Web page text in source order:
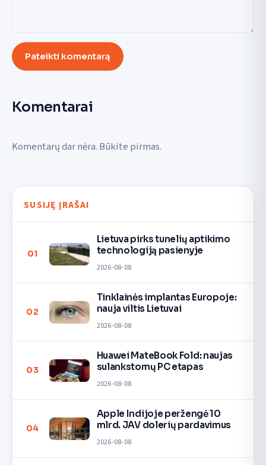
Pateikti komentarą
Komentarai
Komentarų dar nėra. Būkite pirmas.
SUSIJĘ ĮRAŠAI
01
Lietuva pirks tunelių aptikimo
technologiją pasienyje
2026-08-08
02
Tinklainės implantas Europoje:
nauja viltis Lietuvai
2026-08-08
03
Huawei MateBook Fold: naujas
sulankstomų PC etapas
2026-08-08
04
Apple Indijoje peržengė 10
mlrd. JAV dolerių pardavimus
2026-08-08